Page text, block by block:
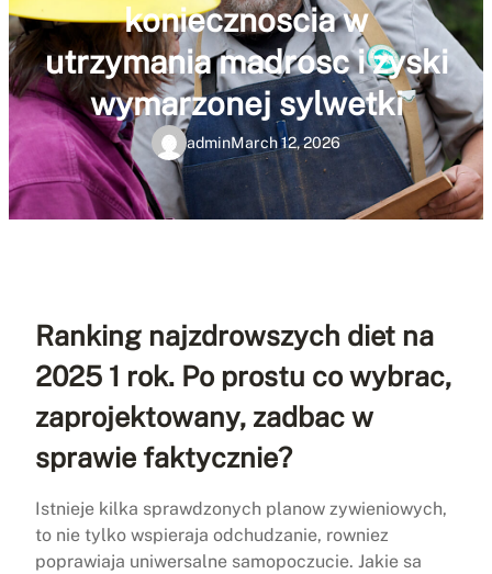
koniecznoscia w
utrzymania madrosc i zyski
wymarzonej sylwetki
adminMarch 12, 2026
Ranking najzdrowszych diet na
2025 1 rok. Po prostu co wybrac,
zaprojektowany, zadbac w
sprawie faktycznie?
Istnieje kilka sprawdzonych planow zywieniowych,
to nie tylko wspieraja odchudzanie, rowniez
poprawiaja uniwersalne samopoczucie. Jakie sa